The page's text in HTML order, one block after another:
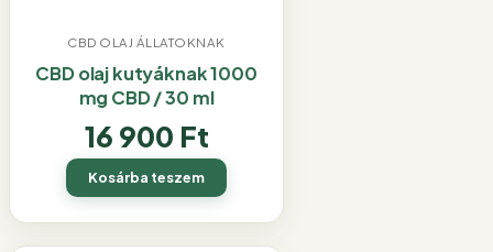
CBD OLAJ ÁLLATOKNAK
CBD olaj kutyáknak 1000
mg CBD / 30 ml
16 900 Ft
Kosárba teszem